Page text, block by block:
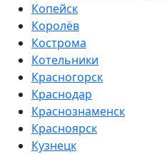
Копейск
Королёв
Кострома
Котельники
Красногорск
Краснодар
Краснознаменск
Красноярск
Кузнецк